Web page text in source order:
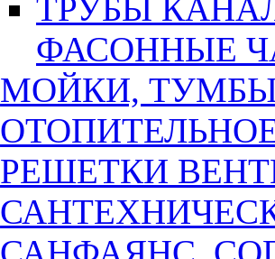
ТРУБЫ
ФАСОННЫЕ
МОЙКИ,
РЕШЕТКИ